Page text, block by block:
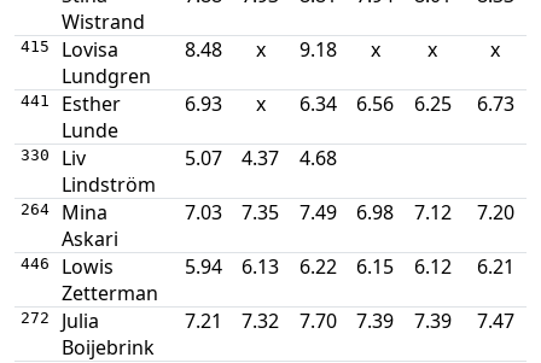
Wistrand
415
Lovisa
Lundgren
8.48 x 9.18 x x x
441
Esther
Lunde
6.93 x 6.34 6.56 6.25 6.73
330
Liv
Lindström
5.07 4.37 4.68
264
Mina
Askari
7.03 7.35 7.49 6.98 7.12 7.20
446
Lowis
Zetterman
5.94 6.13 6.22 6.15 6.12 6.21
272
Julia
Boijebrink
7.21 7.32 7.70 7.39 7.39 7.47